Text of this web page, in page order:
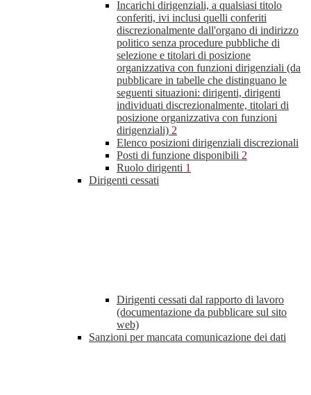
Incarichi dirigenziali, a qualsiasi titolo
conferiti, ivi inclusi quelli conferiti
discrezionalmente dall'organo di indirizzo
politico senza procedure pubbliche di
selezione e titolari di posizione
organizzativa con funzioni dirigenziali (da
pubblicare in tabelle che distinguano le
seguenti situazioni: dirigenti, dirigenti
individuati discrezionalmente, titolari di
posizione organizzativa con funzioni
dirigenziali) 2
Elenco posizioni dirigenziali discrezionali
Posti di funzione disponibili 2
Ruolo dirigenti 1
Dirigenti cessati
Dirigenti cessati dal rapporto di lavoro
(documentazione da pubblicare sul sito
web)
Sanzioni per mancata comunicazione dei dati